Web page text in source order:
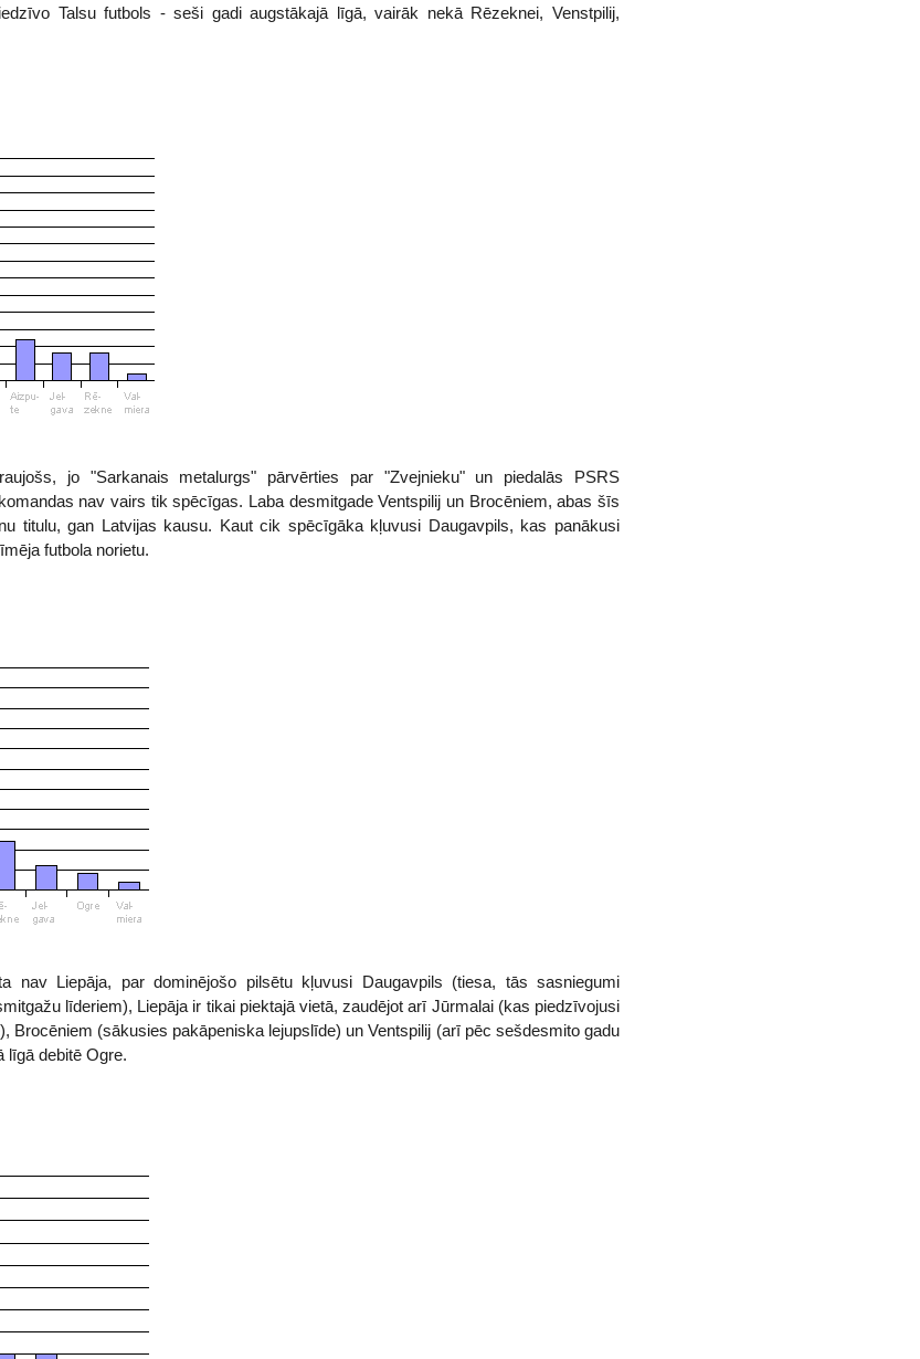
Talsu futbols - seši gadi augstākajā līgā, vairāk nekā Rēzeknei, Venstpilij,
jo "Sarkanais metalurgs" pārvērties par "Zvejnieku" un piedalās PSRS
nav vairs tik spēcīgas. Laba desmitgade Ventspilij un Brocēniem, abas šīs
titulu, gan Latvijas kausu. Kaut cik spēcīgāka kļuvusi Daugavpils, kas panākusi
futbola norietu.
nav Liepāja, par dominējošo pilsētu kļuvusi Daugavpils (tiesa, tās sasniegumi
līderiem), Liepāja ir tikai piektajā vietā, zaudējot arī Jūrmalai (kas piedzīvojusi
Brocēniem (sākusies pakāpeniska lejupslīde) un Ventspilij (arī pēc sešdesmito gadu
līgā debitē Ogre.